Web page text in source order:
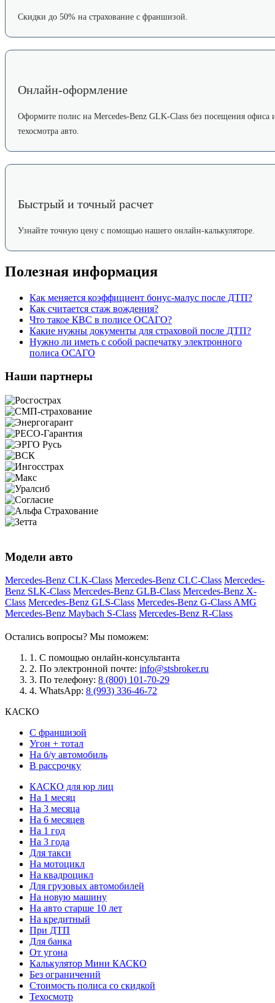
Скидки до 50% на страхование с франшизой.
Онлайн-оформление
Оформите полис на Mercedes-Benz GLK-Class без посещения офиса
техосмотра авто.
Быстрый и точный расчет
Узнайте точную цену с помощью нашего онлайн-калькуляторе.
Полезная информация
Как меняется коэффициент бонус-малус после ДТП?
Как считается стаж вождения?
Что такое КВС в полисе ОСАГО?
Какие нужны документы для страховой после ДТП?
Нужно ли иметь с собой распечатку электронного
полиса ОСАГО
Наши партнеры
Модели авто
Mercedes-Benz CLK-Class Mercedes-Benz CLC-Class Mercedes-
Benz SLK-Class Mercedes-Benz GLB-Class Mercedes-Benz X-
Class Mercedes-Benz GLS-Class Mercedes-Benz G-Class AMG
Mercedes-Benz Maybach S-Class Mercedes-Benz R-Class
Остались вопросы? Мы поможем:
1. С помощью онлайн-консультанта
2. По электронной почте: info@stsbroker.ru
3. По телефону: 8 (800) 101-70-29
4. WhatsApp: 8 (993) 336-46-72
КАСКО
С франшизой
Угон + тотал
На б/у автомобиль
В рассрочку
КАСКО для юр лиц
На 1 месяц
На 3 месяца
На 6 месяцев
На 1 год
На 3 года
Для такси
На мотоцикл
На квадроцикл
Для грузовых автомобилей
На новую машину
На авто старше 10 лет
На кредитный
При ДТП
Для банка
От угона
Калькулятор Мини КАСКО
Без ограничений
Стоимость полиса со скидкой
Техосмотр